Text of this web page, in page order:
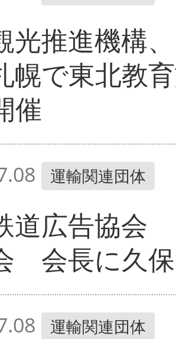
光推進機構
で東北教
催
運輸関連団体
道広告協会
会長に久
運輸関連団体